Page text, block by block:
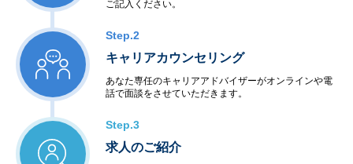
ご記入ください。
Step.2
キャリアカウンセリング
あなた専任のキャリアアドバイザーがオンラインや電
話で面談をさせていただきます。
Step.3
求人のご紹介